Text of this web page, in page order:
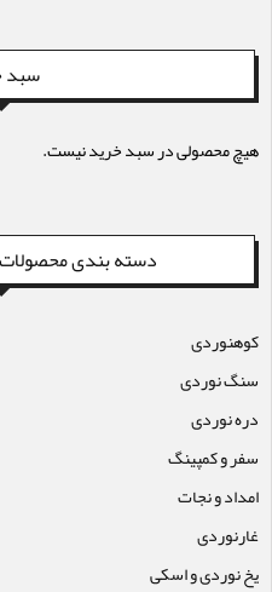
سبد
هیچ محصولی در سبد خرید نیست.
دسته بندی
کوهنوردی
سنگ نوردی
دره نوردی
سفر و کمپینگ
امداد و نجات
غارنوردی
یخ نوردی و اسکی